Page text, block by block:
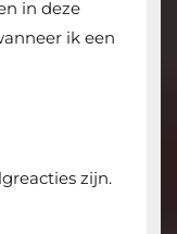
in deze
ik een
zijn.